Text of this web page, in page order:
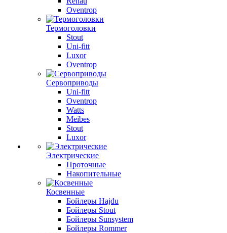
Oventrop
Термоголовки
Stout
Uni-fitt
Luxor
Oventrop
Сервоприводы
Uni-fitt
Oventrop
Watts
Meibes
Stout
Luxor
Электрические
Проточные
Накопительные
Косвенные
Бойлеры Hajdu
Бойлеры Stout
Бойлеры Sunsystem
Бойлеры Rommer